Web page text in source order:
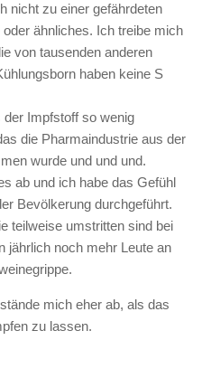
nicht zu einer gefährdeten
ähnliches. Ich treibe mich
von tausenden anderen
haben keine S
Impfstoff so wenig
die Pharmaindustrie aus der
wurde und und und.
ab und ich habe das Gefühl
Bevölkerung durchgeführt.
teilweise umstritten sind bei
jährlich noch mehr Leute an
mich eher ab, als das
zu lassen.